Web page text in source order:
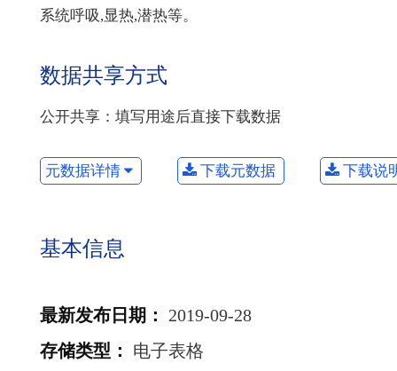
系统呼吸,显热,潜热等。
数据共享方式
公开共享：填写用途后直接下载数据
元数据详情 下载元数据 下载说
基本信息
最新发布日期 ：
2019-09-28
存储类型 ：
电子表格